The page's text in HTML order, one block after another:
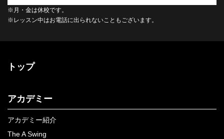
※月・金は休校です。
※レッスン中はお電話に出られないこともございます。
トップ
アカデミー
アカデミー紹介
The A Swing